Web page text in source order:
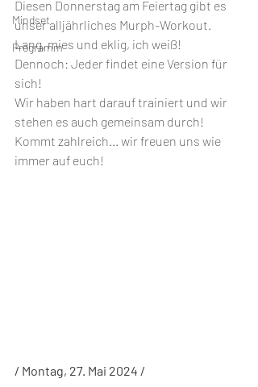
Mindset
Programm
Diesen Donnerstag am Feiertag gibt es
unser alljährliches Murph-Workout.
Lang, mies und eklig, ich weiß!
Dennoch: Jeder findet eine Version für
sich!
Wir haben hart darauf trainiert und wir
stehen es auch gemeinsam durch!
Kommt zahlreich... wir freuen uns wie
immer auf euch!
/ Montag, 27. Mai 2024 /